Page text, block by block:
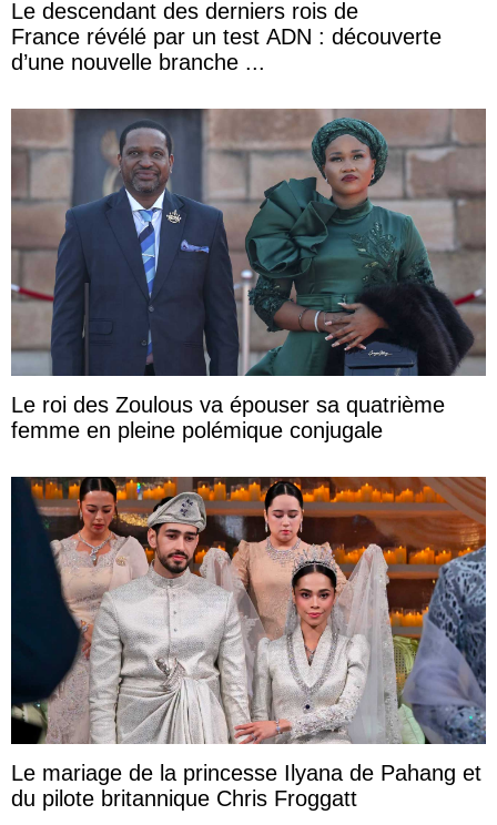
Le descendant des derniers rois de
France révélé par un test ADN : découverte
d’une nouvelle branche ...
Le roi des Zoulous va épouser sa quatrième
femme en pleine polémique conjugale
Le mariage de la princesse Ilyana de Pahang et
du pilote britannique Chris Froggatt